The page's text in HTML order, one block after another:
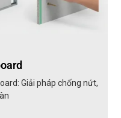
Giải pháp chống nứt,